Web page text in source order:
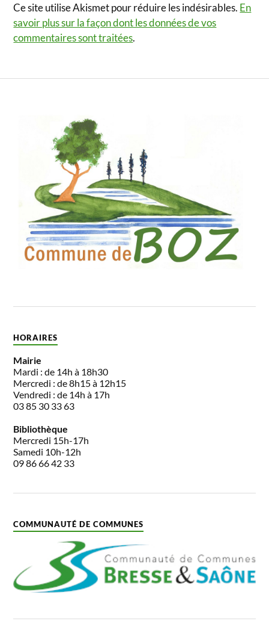
Ce site utilise Akismet pour réduire les indésirables. En
savoir plus sur la façon dont les données de vos
commentaires sont traitées.
HORAIRES
Mairie
Mardi : de 14h à 18h30
Mercredi : de 8h15 à 12h15
Vendredi : de 14h à 17h
03 85 30 33 63
Bibliothèque
Mercredi 15h-17h
Samedi 10h-12h
09 86 66 42 33
COMMUNAUTÉ DE COMMUNES